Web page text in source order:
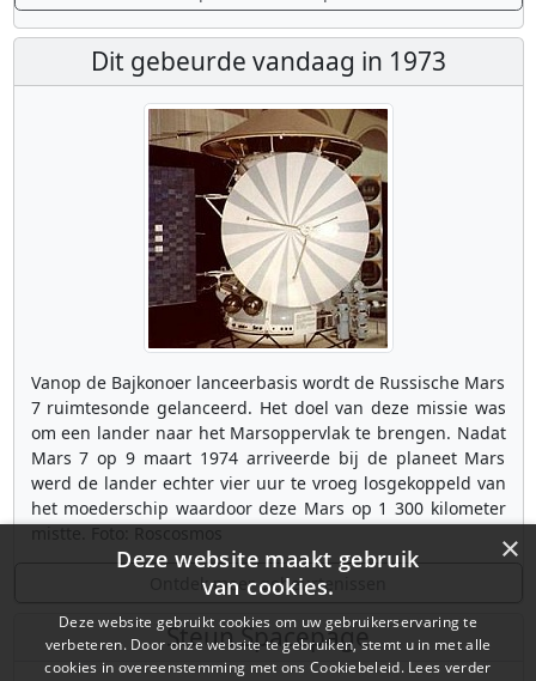
Dit gebeurde vandaag in 1973
Vanop de Bajkonoer lanceerbasis wordt de Russische Mars
7 ruimtesonde gelanceerd. Het doel van deze missie was
om een lander naar het Marsoppervlak te brengen. Nadat
Mars 7 op 9 maart 1974 arriveerde bij de planeet Mars
werd de lander echter vier uur te vroeg losgekoppeld van
het moederschip waardoor deze Mars op 1 300 kilometer
Ontdek meer gebeurtenissen
Steun Spacepage
×
Deze website maakt gebruik
van cookies.
Deze website gebruikt cookies om uw gebruikerservaring te
verbeteren. Door onze website te gebruiken, stemt u in met alle
cookies in overeenstemming met ons Cookiebeleid. Lees verder